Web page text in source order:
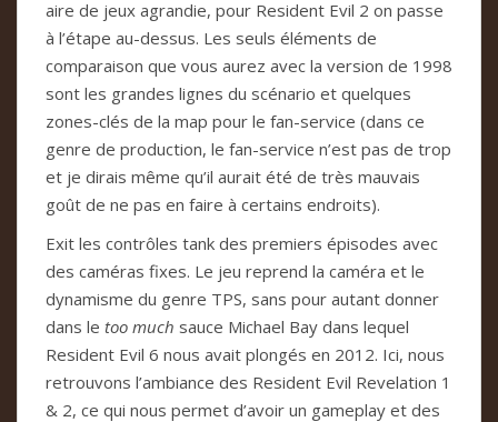
aire de jeux agrandie, pour Resident Evil 2 on passe
à l’étape au-dessus. Les seuls éléments de
comparaison que vous aurez avec la version de 1998
sont les grandes lignes du scénario et quelques
zones-clés de la map pour le fan-service (dans ce
genre de production, le fan-service n’est pas de trop
et je dirais même qu’il aurait été de très mauvais
goût de ne pas en faire à certains endroits).
Exit les contrôles tank des premiers épisodes avec
des caméras fixes. Le jeu reprend la caméra et le
dynamisme du genre TPS, sans pour autant donner
dans le too much sauce Michael Bay dans lequel
Resident Evil 6 nous avait plongés en 2012. Ici, nous
retrouvons l’ambiance des Resident Evil Revelation 1
& 2, ce qui nous permet d’avoir un gameplay et des